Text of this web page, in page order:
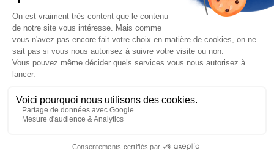
Relais de sécurité SCR-3 – IDEM SAFETY
En bref : Le SCR-3 est un relais de surveillance de
sécurité polyvalent qui assure la désactivation rapide
danger. Les ...